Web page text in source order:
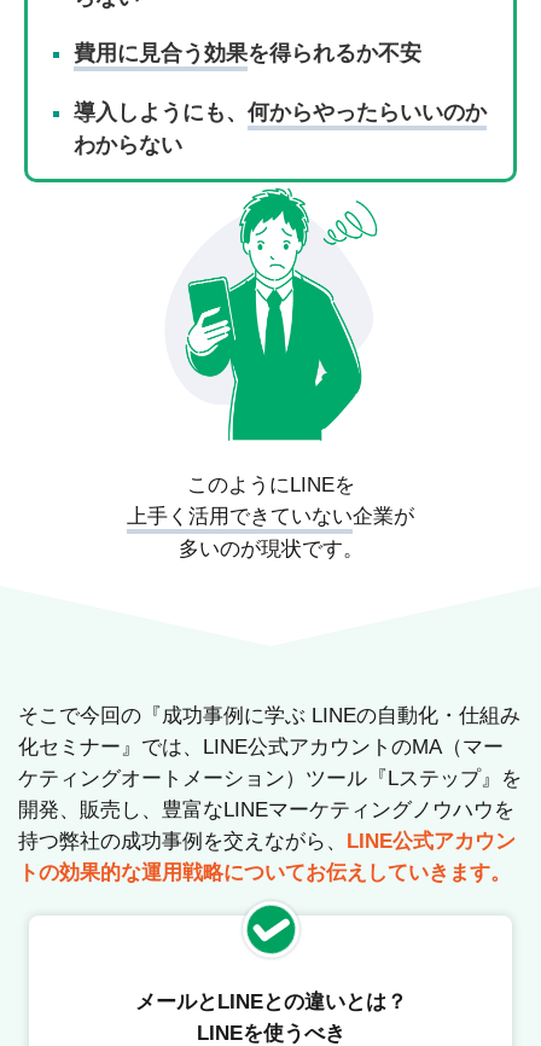
費用に見合う効果を得られるか不安
導入しようにも、何からやったらいいのか
わからない
このようにLINEを
上手く活用できていない企業が
多いのが現状です。
そこで今回の『成功事例に学ぶ LINEの自動化・仕組み
化セミナー』では、LINE公式アカウントのMA（マー
ケティングオートメーション）ツール『Lステップ』を
開発、販売し、豊富なLINEマーケティングノウハウを
持つ弊社の成功事例を交えながら、 LINE公式アカウン
トの効果的な運用戦略についてお伝えしていきます。
メールとLINEとの違いとは？
LINEを使うべき